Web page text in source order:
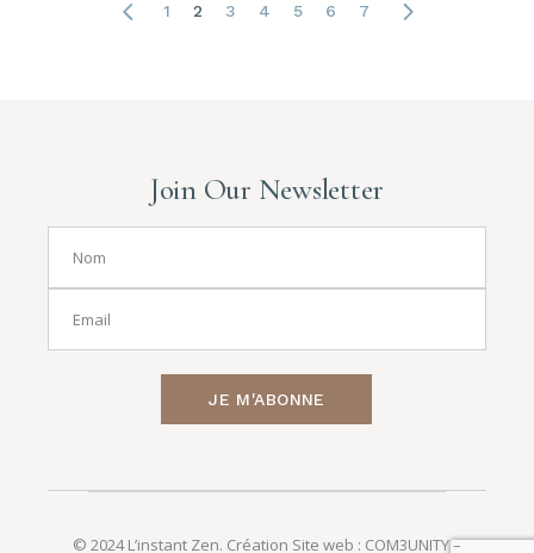
1 2 3 4 5 6 7
Join Our Newsletter
JE M'ABONNE
© 2024 L’instant Zen. Création Site web : COM3UNITY–